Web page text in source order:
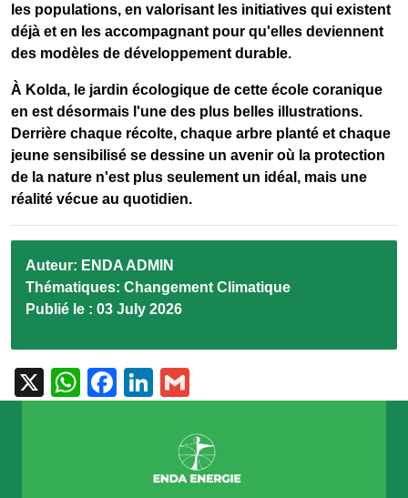
les populations, en valorisant les initiatives qui existent
déjà et en les accompagnant pour qu'elles deviennent
des modèles de développement durable.
À Kolda, le jardin écologique de cette école coranique
en est désormais l'une des plus belles illustrations.
Derrière chaque récolte, chaque arbre planté et chaque
jeune sensibilisé se dessine un avenir où la protection
de la nature n'est plus seulement un idéal, mais une
réalité vécue au quotidien.
Auteur: ENDA ADMIN
Thématiques: Changement Climatique
Publié le : 03 July 2026
X WhatsAppFacebook
LinkedIn